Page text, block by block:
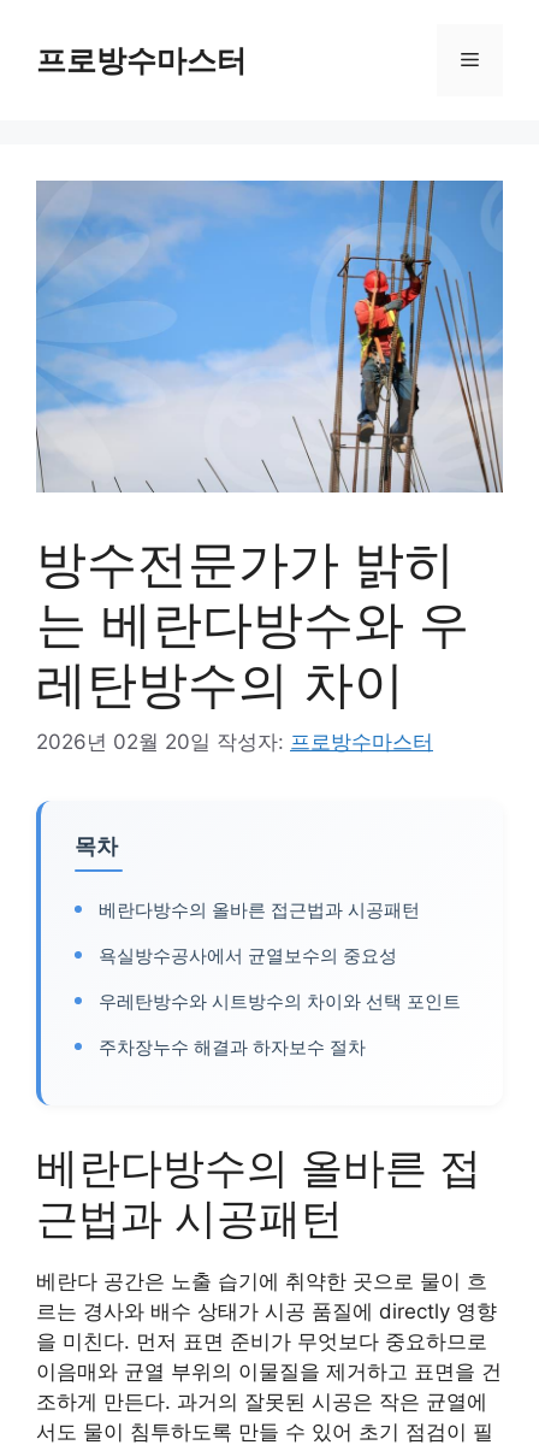
프로방수마스터 메
방수전문가가 밝히
는 베란다방수와 우
레탄방수의 차이
2026년 02월 20일 작성자: 프로방수마스터
목차
베란다방수의 올바른 접근법과 시공패턴
욕실방수공사에서 균열보수의 중요성
우레탄방수와 시트방수의 차이와 선택 포인트
주차장누수 해결과 하자보수 절차
베란다방수의 올바른 접
근법과 시공패턴
베란다 공간은 노출 습기에 취약한 곳으로 물이 흐
르는 경사와 배수 상태가 시공 품질에 directly 영향
을 미친다. 먼저 표면 준비가 무엇보다 중요하므로
이음매와 균열 부위의 이물질을 제거하고 표면을 건
조하게 만든다. 과거의 잘못된 시공은 작은 균열에
서도 물이 침투하도록 만들 수 있어 초기 점검이 필